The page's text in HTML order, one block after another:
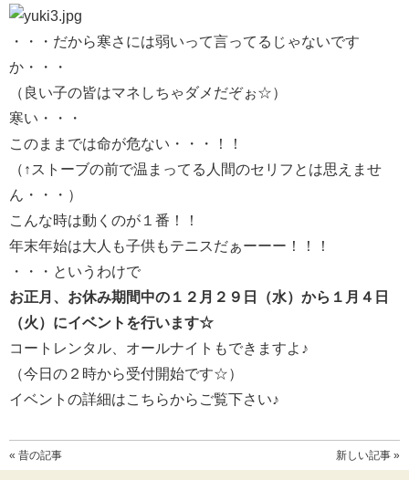
・・・だから寒さには弱いって言ってるじゃないです
か・・・
（良い子の皆はマネしちゃダメだぞぉ☆）
寒い・・・
このままでは命が危ない・・・！！
（↑ストーブの前で温まってる人間のセリフとは思えませ
ん・・・）
こんな時は動くのが１番！！
年末年始は大人も子供もテニスだぁーーー！！！
・・・というわけで
お正月、お休み期間中の１２月２９日（水）から１月４日
（火）にイベントを行います☆
コートレンタル、オールナイトもできますよ♪
（今日の２時から受付開始です☆）
イベントの詳細はこちらからご覧下さい♪
« 昔の記事 新しい記事 »